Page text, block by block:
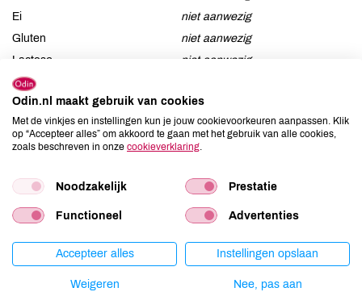
Ei
niet aanwezig
Gluten
niet aanwezig
Lactose
niet aanwezig
Lupine
Mosterd
niet aanwezig
Noten
niet aanwezig
Schaaldieren
niet aanwezig
Sesam
niet aanwezig
Soja
niet aanwezig
Weekdieren
niet aanwezig
Odin.nl maakt gebruik van cookies
Met de vinkjes en instellingen kun je jouw cookievoorkeuren aanpassen. Klik
op “Accepteer alles” om akkoord te gaan met het gebruik van alle cookies,
zoals beschreven in onze cookieverklaring.
Noodzakelijk Prestatie
Functioneel Advertenties
Accepteer alles Instellingen opslaan
Weigeren Nee, pas aan